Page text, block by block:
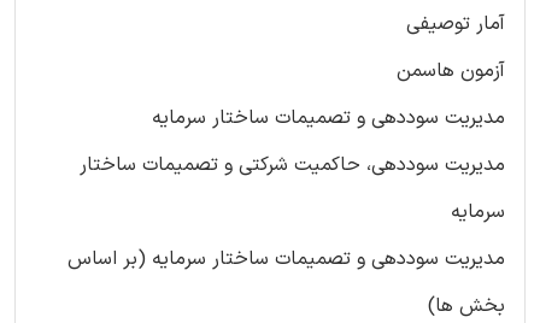
آمار توصیفی
آزمون هاسمن
مدیریت سوددهی و تصمیمات ساختار سرمایه
مدیریت سوددهی، حاکمیت شرکتی و تصمیمات ساختار
سرمایه
مدیریت سوددهی و تصمیمات ساختار سرمایه (بر اساس
بخش ها)